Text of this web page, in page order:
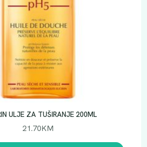
ULJE ZA TUŠIRANJE 200ML
21.70KM